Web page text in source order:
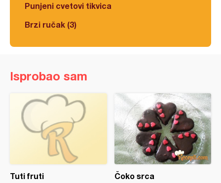
Punjeni cvetovi tikvica
Brzi ručak (3)
Isprobao sam
Tuti fruti Čoko srca